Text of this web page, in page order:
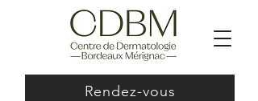
Rendez-vous